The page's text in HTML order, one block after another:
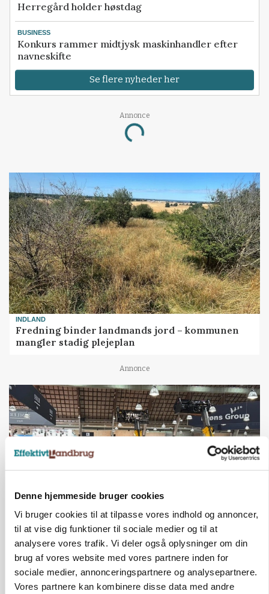
Denne hjemmeside bruger cookies
Vi bruger cookies til at tilpasse vores indhold og annoncer,
til at vise dig funktioner til sociale medier og til at
analysere vores trafik. Vi deler også oplysninger om din
brug af vores website med vores partnere inden for
sociale medier, annonceringspartnere og analysepartnere.
Vores partnere kan kombinere disse data med andre
Herregård holder høstdag
BUSINESS
Konkurs rammer midtjysk maskinhandler efter
navneskifte
Se flere nyheder her
Annonce
Loading...
INDLAND
Fredning binder landmands jord – kommunen
mangler stadig plejeplan
Annonce
AGROMEK
Ny Kartoffeldag på Agromek skal samle hele
værdikæden om ny teknologi